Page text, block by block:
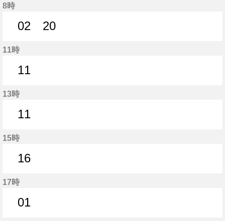
8時
02
20
11時
11
13時
11
15時
16
17時
01